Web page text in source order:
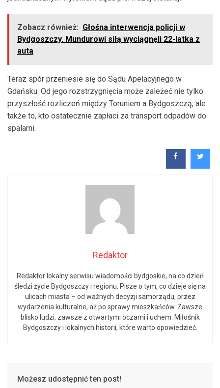
Zobacz również: Głośna interwencja policji w
Bydgoszczy. Mundurowi siłą wyciągnęli 22-latka z
auta
Teraz spór przeniesie się do Sądu Apelacyjnego w
Gdańsku. Od jego rozstrzygnięcia może zależeć nie tylko
przyszłość rozliczeń między Toruniem a Bydgoszczą, ale
także to, kto ostatecznie zapłaci za transport odpadów do
spalarni.
Redaktor
Redaktor lokalny serwisu wiadomości bydgoskie, na co dzień
śledzi życie Bydgoszczy i regionu. Pisze o tym, co dzieje się na
ulicach miasta – od ważnych decyzji samorządu, przez
wydarzenia kulturalne, aż po sprawy mieszkańców. Zawsze
blisko ludzi, zawsze z otwartymi oczami i uchem. Miłośnik
Bydgoszczy i lokalnych historii, które warto opowiedzieć.
Możesz udostępnić ten post!